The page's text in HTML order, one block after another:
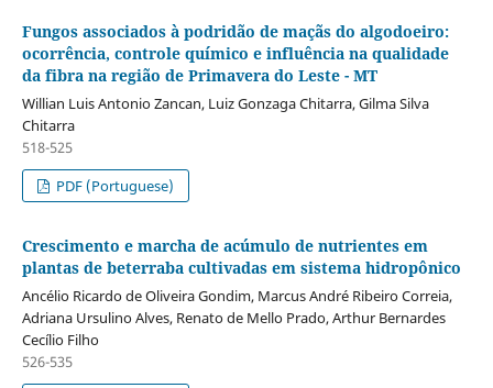
Fungos associados à podridão de maçãs do algodoeiro:
ocorrência, controle químico e influência na qualidade
da fibra na região de Primavera do Leste - MT
Willian Luis Antonio Zancan, Luiz Gonzaga Chitarra, Gilma Silva
Chitarra
518-525
PDF (Portuguese)
Crescimento e marcha de acúmulo de nutrientes em
plantas de beterraba cultivadas em sistema hidropônico
Ancélio Ricardo de Oliveira Gondim, Marcus André Ribeiro Correia,
Adriana Ursulino Alves, Renato de Mello Prado, Arthur Bernardes
Cecílio Filho
526-535